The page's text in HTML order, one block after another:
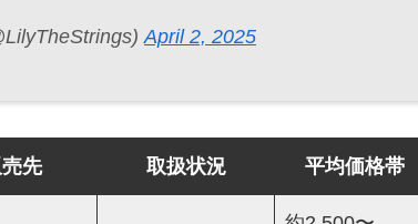
April 2, 2025
先 取扱状況 平均価格帯